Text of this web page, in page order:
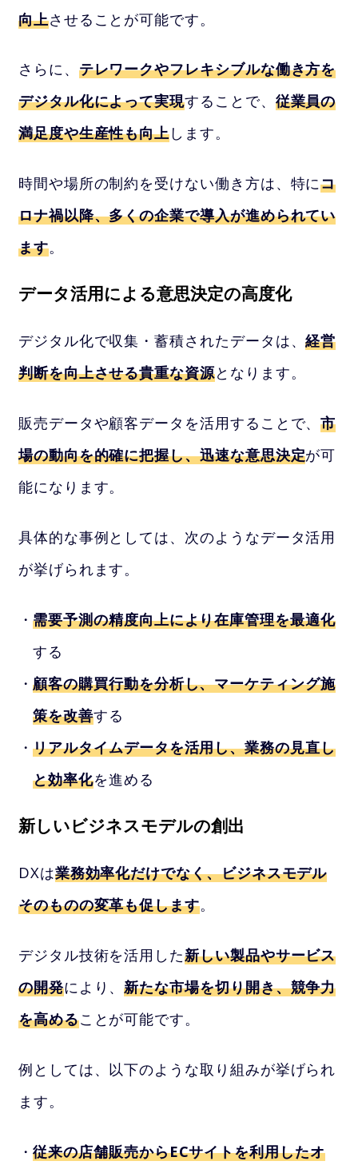
向上させることが可能です。
さらに、 テレワークやフレキシブルな働き方を
デジタル化によって実現することで、 従業員の
満足度や生産性も向上します。
時間や場所の制約を受けない働き方は、特にコ
ロナ禍以降、多くの企業で導入が進められてい
ます。
データ活用による意思決定の高度化
デジタル化で収集・蓄積されたデータは、経営
判断を向上させる貴重な資源となります。
販売データや顧客データを活用することで、市
場の動向を的確に把握し、迅速な意思決定が可
能になります。
具体的な事例としては、次のようなデータ活用
が挙げられます。
需要予測の精度向上により在庫管理を最適化
する
顧客の購買行動を分析し、マーケティング施
策を改善する
リアルタイムデータを活用し、業務の見直し
と効率化を進める
新しいビジネスモデルの創出
DXは業務効率化だけでなく、ビジネスモデル
そのものの変革も促します。
デジタル技術を活用した新しい製品やサービス
の開発により、新たな市場を切り開き、競争力
を高めることが可能です。
例としては、以下のような取り組みが挙げられ
ます。
従来の店舗販売からECサイトを利用したオ